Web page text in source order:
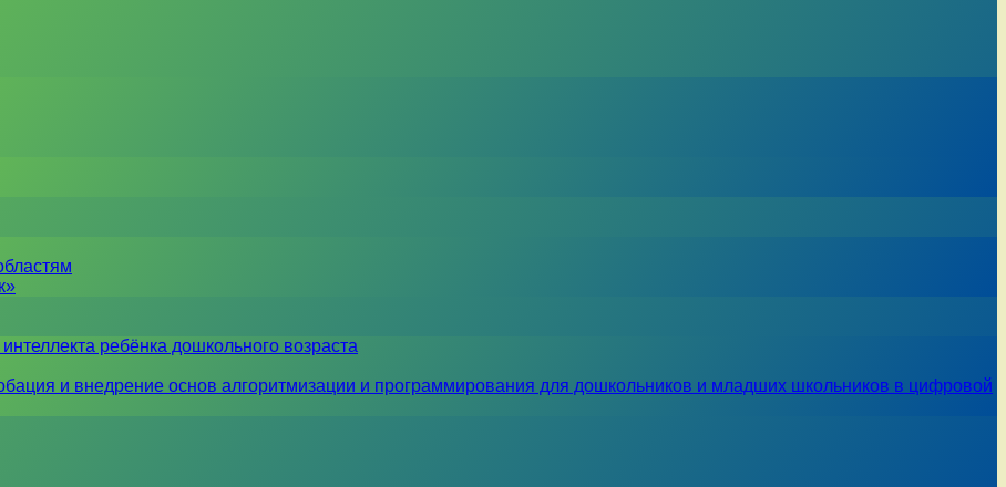
ребёнка дошкольного возраста
и внедрение основ алгоритмизации и программирования для дошкольников и младших школьников в цифровой